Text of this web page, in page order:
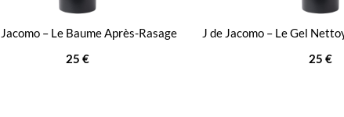
Jacomo – Le Baume Après-Rasage
25 €
J de Jacomo – Le Gel
25 €